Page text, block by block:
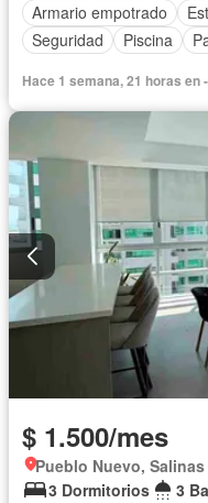
Armario empotrado
Seguridad
Piscina
Hace 1 semana, 21 horas en
$ 1.500/mes
Pueblo Nuevo, Salinas
3 Dormitorios
3